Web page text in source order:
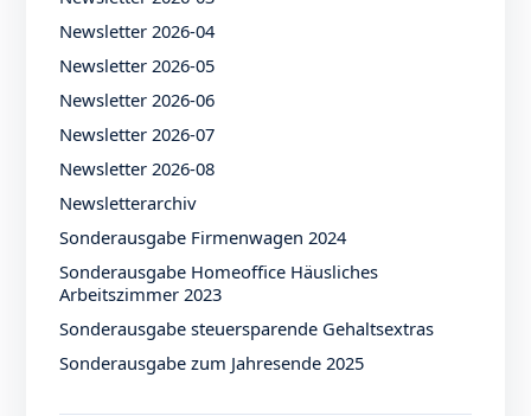
Newsletter 2026-04
Newsletter 2026-05
Newsletter 2026-06
Newsletter 2026-07
Newsletter 2026-08
Newsletterarchiv
Sonderausgabe Firmenwagen 2024
Sonderausgabe Homeoffice Häusliches
Arbeitszimmer 2023
Sonderausgabe steuersparende Gehaltsextras
Sonderausgabe zum Jahresende 2025